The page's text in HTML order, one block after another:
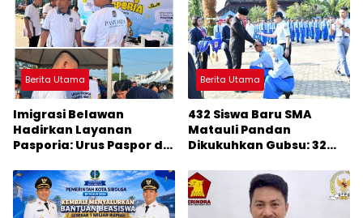
DPR RI Muhammad Lokot
Nasution
Berita Utama
Imigrasi Belawan
Hadirkan Layanan
Pasporia: Urus Paspor di
Berita Utama
432 Siswa Baru SMA
Matauli Pandan
Dikukuhkan Gubsu: 32
SDM Unggul